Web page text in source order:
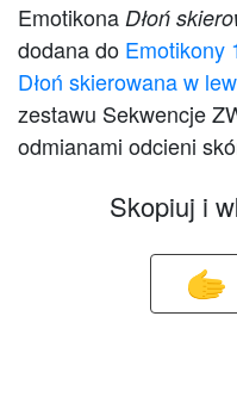
Emotikona Dłoń
dodana do Emotikony
Dłoń skierowana w
zestawu Sekwencje
odmianami odcieni
Skopiuj i